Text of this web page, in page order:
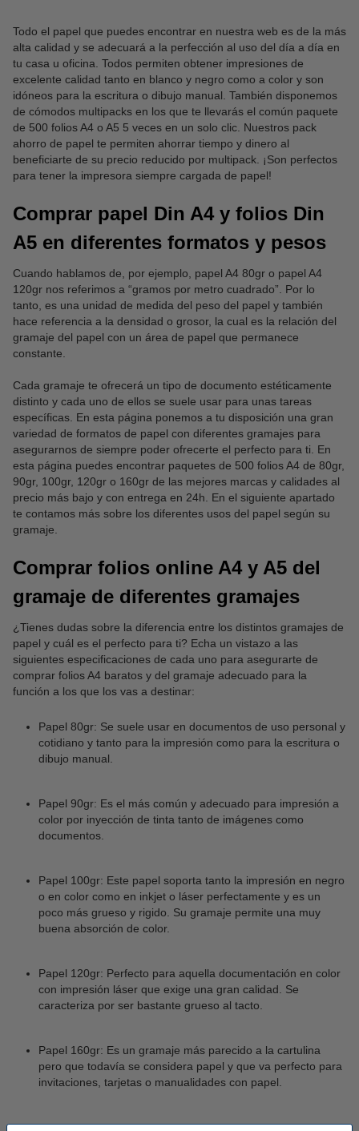
Todo el papel que puedes encontrar en nuestra web es de la más
alta calidad y se adecuará a la perfección al uso del día a día en
tu casa u oficina. Todos permiten obtener impresiones de
excelente calidad tanto en blanco y negro como a color y son
idóneos para la escritura o dibujo manual. También disponemos
de cómodos multipacks en los que te llevarás el común paquete
de 500 folios A4 o A5 5 veces en un solo clic. Nuestros pack
ahorro de papel te permiten ahorrar tiempo y dinero al
beneficiarte de su precio reducido por multipack. ¡Son perfectos
para tener la impresora siempre cargada de papel!
Comprar papel Din A4 y folios Din
A5 en diferentes formatos y pesos
Cuando hablamos de, por ejemplo, papel A4 80gr o papel A4
120gr nos referimos a “gramos por metro cuadrado”. Por lo
tanto, es una unidad de medida del peso del papel y también
hace referencia a la densidad o grosor, la cual es la relación del
gramaje del papel con un área de papel que permanece
constante.
Cada gramaje te ofrecerá un tipo de documento estéticamente
distinto y cada uno de ellos se suele usar para unas tareas
específicas. En esta página ponemos a tu disposición una gran
variedad de formatos de papel con diferentes gramajes para
asegurarnos de siempre poder ofrecerte el perfecto para ti. En
esta página puedes encontrar paquetes de 500 folios A4 de 80gr,
90gr, 100gr, 120gr o 160gr de las mejores marcas y calidades al
precio más bajo y con entrega en 24h. En el siguiente apartado
te contamos más sobre los diferentes usos del papel según su
gramaje.
Comprar folios online A4 y A5 del
gramaje de diferentes gramajes
¿Tienes dudas sobre la diferencia entre los distintos gramajes de
papel y cuál es el perfecto para ti? Echa un vistazo a las
siguientes especificaciones de cada uno para asegurarte de
comprar folios A4 baratos y del gramaje adecuado para la
función a los que los vas a destinar:
Papel 80gr: Se suele usar en documentos de uso personal y
cotidiano y tanto para la impresión como para la escritura o
dibujo manual.
Papel 90gr: Es el más común y adecuado para impresión a
color por inyección de tinta tanto de imágenes como
documentos.
Papel 100gr: Este papel soporta tanto la impresión en negro
o en color como en inkjet o láser perfectamente y es un
poco más grueso y rigido. Su gramaje permite una muy
buena absorción de color.
Papel 120gr: Perfecto para aquella documentación en color
con impresión láser que exige una gran calidad. Se
caracteriza por ser bastante grueso al tacto.
Papel 160gr: Es un gramaje más parecido a la cartulina
pero que todavía se considera papel y que va perfecto para
invitaciones, tarjetas o manualidades con papel.